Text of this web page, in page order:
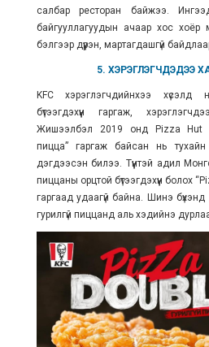
салбар ресторан байжээ.
байгууллагуудын ачаар хос хоёр
бэлгээр дүүрэн, мартагдашгүй
5. ХЭРЭГЛЭГЧДЭДЭЭ
KFC хэрэглэгчдийнхээ хүсэлд
бүтээгдэхүүн гаргаж,
Жишээлбэл 2019 онд Pizza Hut
пицца” гаргаж байсан нь тухайн
дэгдээсэн билээ. Түүнтэй адил
пиццаны орцтой бүтээгдэхүүн болох
гаргаад удаагүй байна. Шинэ бүхэнд
гурилгүй пиццанд аль хэдийнэ